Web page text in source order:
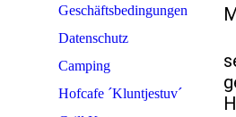
Geschäftsbedingungen
Datenschutz
Camping
Hofcafe ´Kluntjestuv´